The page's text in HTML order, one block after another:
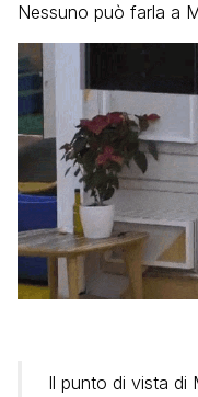
Nessuno può farla a
Il punto di vista di